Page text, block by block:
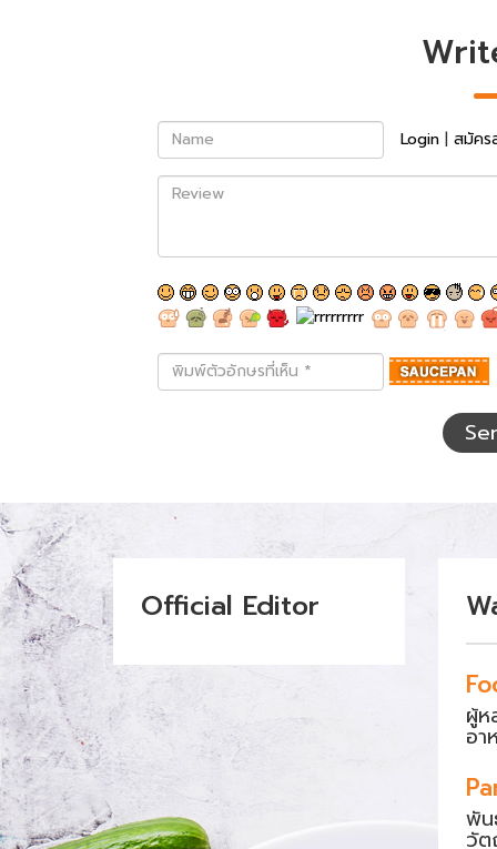
Name Login | สมัคร
Review
พิมพ์
ตัว
Official Editor
ผู้ห
อา
พัน
วัต